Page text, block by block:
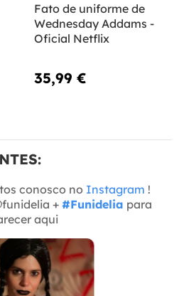
Fato de uniforme de
Wednesday Addams -
Oficial Netflix
35,99 €
conosco no Instagram !
+ #Funidelia para
aqui